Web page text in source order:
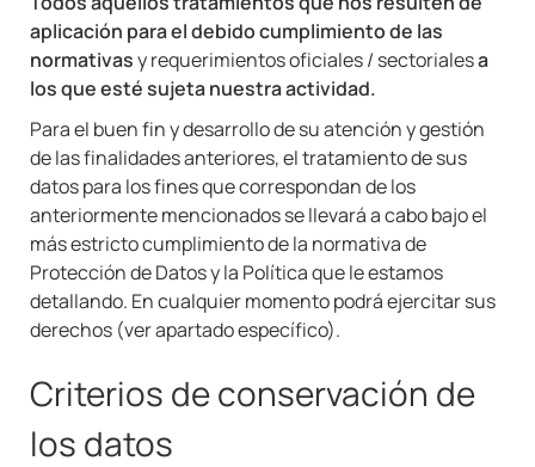
aplicación para el debido cumplimiento de las
normativasy requerimientos oficiales / sectorialesa
los que esté sujeta nuestra actividad.
Para el buen fin y desarrollo de su atención y gestión
de las finalidades anteriores, el tratamiento de sus
datos para los fines que correspondan de los
anteriormente mencionados se llevará a cabo bajo el
más estricto cumplimiento de la normativa de
Protección de Datos y la Política que le estamos
detallando. En cualquier momento podrá ejercitar sus
derechos (ver apartado específico).
Criterios de conservación de
los datos